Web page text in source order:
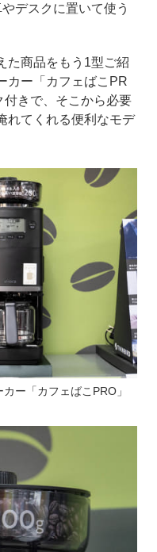
デスクに置いて使う
た商品をもう1型ご紹
カー「カフェばこPR
きで、そこから必要
れてくれる便利なモデ
ー「カフェばこPRO」